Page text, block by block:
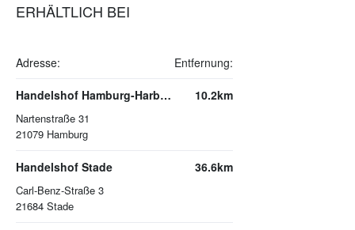
ERHÄLTLICH BEI
Adresse: Entfernung:
Handelshof Hamburg-Harburg
Nartenstraße 31
21079 Hamburg
10.2km
Handelshof Stade
Carl-Benz-Straße 3
21684 Stade
36.6km